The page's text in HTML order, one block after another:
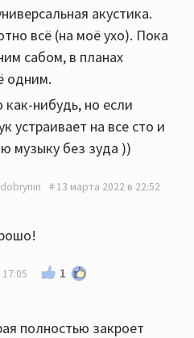
акустика.
всё (на моё ухо). Пока
сабом, в планах
одним.
нибудь, но если
устраивает на все сто и
музыку без зуда ))
13 марта 2022 в 22:52
1
полностью закроет